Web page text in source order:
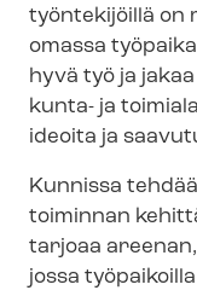
työntekijöillä on
omassa
hyvä työ ja
kunta- ja
ideoita ja
Kunnissa
toiminnan
tarjoaa areenan,
jossa